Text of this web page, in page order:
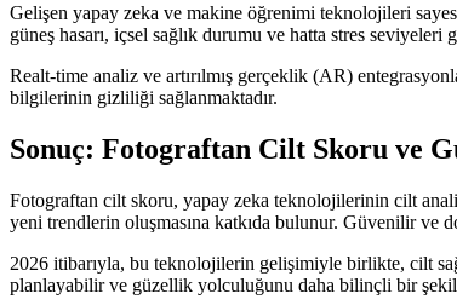
Gelişen yapay zeka ve makine öğrenimi teknolojileri
güneş hasarı, içsel sağlık durumu ve hatta stres
Realt-time analiz ve artırılmış gerçeklik (AR)
bilgilerinin gizliliği sağlanmaktadır.
Sonuç: Fotograftan Cilt Skoru ve
Fotograftan cilt skoru, yapay zeka teknolojilerinin cilt
yeni trendlerin oluşmasına katkıda bulunur. Güvenilir
2026 itibarıyla, bu teknolojilerin gelişimiyle birlikte, cilt
planlayabilir ve güzellik yolculuğunu daha bilinçli bir